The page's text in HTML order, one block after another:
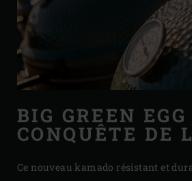
BIG GREEN
CONQUÊTE DE
Ce nouveau kamado résistant et